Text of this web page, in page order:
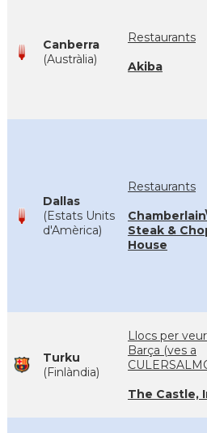
Canberra
(Austràlia)
Restaurants
Akiba
Dallas
(Estats Units
d'Amèrica)
Restaurants
Steak &
House
Turku
(Finlàndia)
Llocs per
Barça (ves a
The Castle,